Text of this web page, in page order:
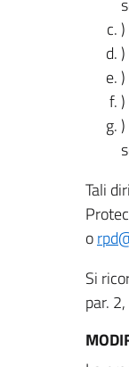
Tali
o
Si
par.